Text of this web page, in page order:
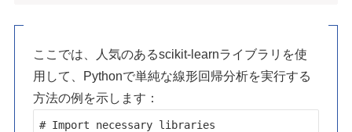
ここでは、人気のあるscikit-learnライブラリを使
用して、Pythonで単純な線形回帰分析を実行する
方法の例を示します：
# Import necessary libraries